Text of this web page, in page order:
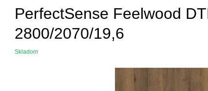
PerfectSense Feelwood
2800/2070/19,6
Skladom